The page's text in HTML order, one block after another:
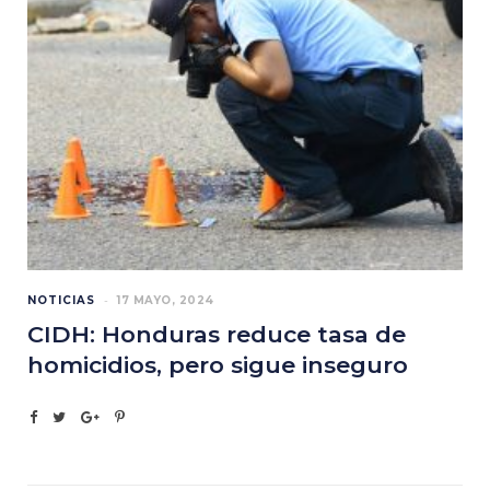
NOTICIAS 17 MAYO, 2024
CIDH: Honduras reduce tasa de
homicidios, pero sigue inseguro